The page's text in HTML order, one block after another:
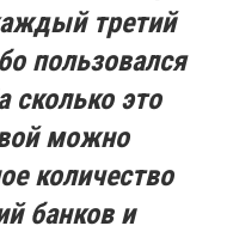
третий
пользовался
сколько это
можно
количество
банков и